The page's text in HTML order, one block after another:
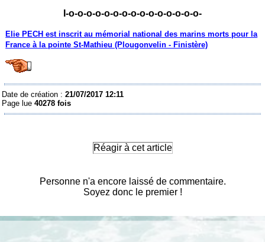
I-o-o-o-o-o-o-o-o-o-o-o-o-o-o-o-
Elie PECH est inscrit au mémorial national des marins morts pour la
France à la pointe St-Mathieu (Plougonvelin - Finistère)
Date de création :21/07/2017 12:11
Page lue40278 fois
Réagir à cet article
Personne n'a encore laissé de commentaire.
Soyez donc le premier !